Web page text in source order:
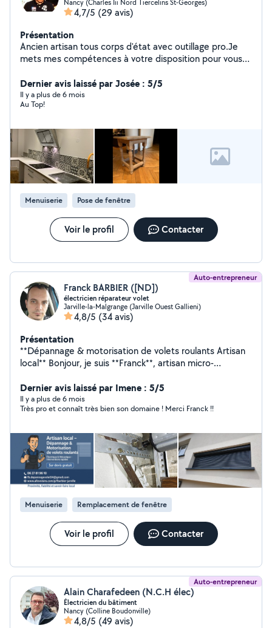
Nancy (Charles Iii Nord Tiercelins St-Georges)
4,7/5 (29 avis)
Présentation
Ancien artisan tous corps d'état avec outillage pro.Je
mets mes compétences à votre disposition pour vous
Dernier avis laissé par Josée : 5/5
Il y a plus de 6 mois
Au Top!
Menuiserie Pose de fenêtre
Voir le profil Contacter
Auto-entrepreneur
Franck BARBIER ([ND])
électricien réparateur volet
Jarville-la-Malgrange (Jarville Ouest Gallieni)
4,8/5 (34 avis)
Présentation
**Dépannage & motorisation de volets roulants Artisan
local** Bonjour, je suis **Franck**, artisan micro-
réparation et la motorisation de volets roulants
(mécaniques et électriques). Dépannage Réparation
Motorisation Réglages et entretien J'interviens
travail soigné et des conseils personnalisés. Grâce à
mon expérience dans l'amélioration de l'habitat, je peux
également vous orienter vers un **réseau d'artisans
locaux de confiance** pour vos projets de chauffage,
climatisation, pompe à chaleur, toiture, plomberie,
électricité et autres travaux du bâtiment. Je réalise
aussi certains petits travaux de bricolage selon les
besoins. **Réactif, à l'écoute et sérieux, n'hésitez pas à
me contacter !**
Dernier avis laissé par Imene : 5/5
Il y a plus de 6 mois
Très pro et connaît très bien son domaine ! Merci Franck !!
Menuiserie Remplacement de fenêtre
Voir le profil Contacter
Auto-entrepreneur
Alain Charafedeen (N.C.H élec)
Électricien du bâtiment
Nancy (Colline Boudonville)
4,8/5 (49 avis)